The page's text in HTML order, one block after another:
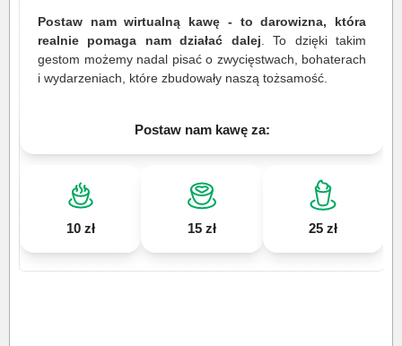
Postaw nam wirtualną kawę - to darowizna, która
realnie pomaga nam działać dalej . To dzięki takim
gestom możemy nadal pisać o zwycięstwach, bohaterach
i wydarzeniach, które zbudowały naszą tożsamość.
Postaw nam kawę za:
10 zł 15 zł 25 zł